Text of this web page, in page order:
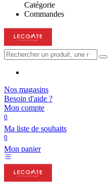
Catégorie
Commandes
Nos magasins
Besoin d'aide ?
Mon compte
0
Ma liste de souhaits
0
Mon panier